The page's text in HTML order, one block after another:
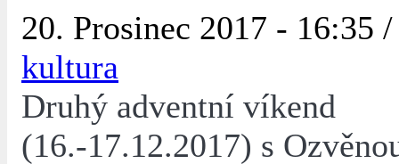
20. Prosinec 2017 - 16:35
kultura
Druhý adventní víkend
(16.-17.12.2017) s